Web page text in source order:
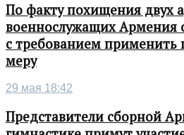
По факту похищения двух
военнослужащих Армения
с требованием
меру
29 мая 18:42
Представители сборной